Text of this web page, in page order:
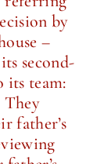
by
–
second-
its team:
They
father’s